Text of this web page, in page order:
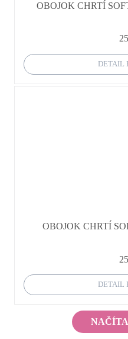
OBOJOK CHRTÍ
DETAIL
OBOJOK CHRTÍ
DETAIL